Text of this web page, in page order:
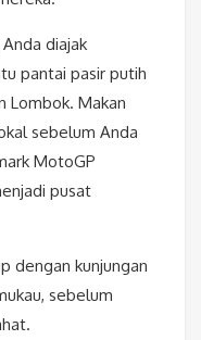
diajak
pantai pasir putih
Lombok. Makan
sebelum Anda
MotoGP
pusat
dengan kunjungan
sebelum